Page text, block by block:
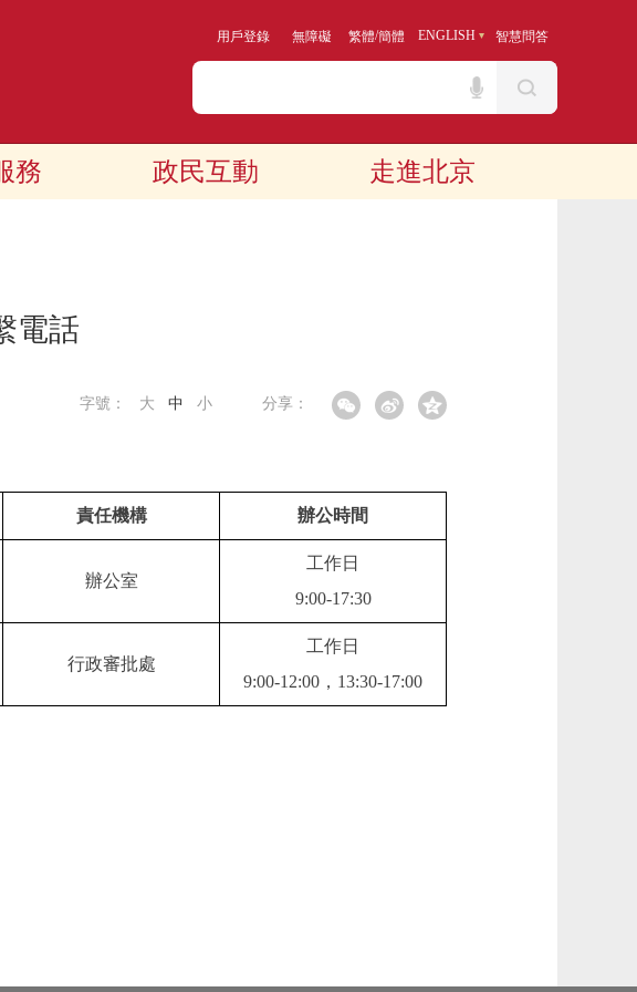
用戶登錄 無障礙 繁體/簡體 ENGLISH 智慧問答
務 政民互動 走進北京
電話
分享：
字號： 大 中 小
責任機構 辦公時間
辦公室
工作日
9:00-17:30
行政審批處
工作日
9:00-12:00，13:30-17:00